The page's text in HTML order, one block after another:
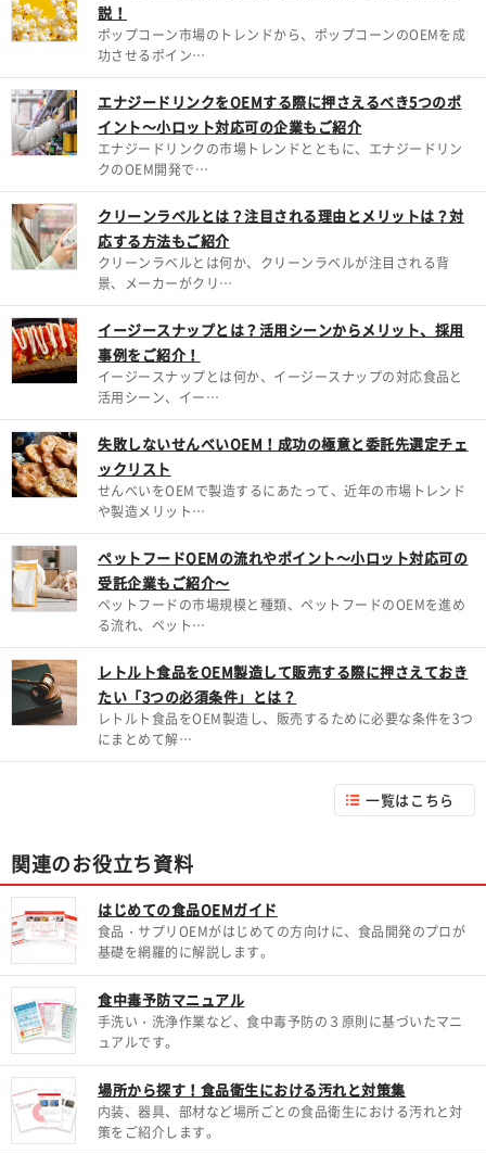
説！
ポップコーン市場のトレンドから、ポップコーンのOEMを成
功させるポイン…
エナジードリンクをOEMする際に押さえるべき5つのポ
イント～小ロット対応可の企業もご紹介
エナジードリンクの市場トレンドとともに、エナジードリン
クのOEM開発で…
クリーンラベルとは？注目される理由とメリットは？対
応する方法もご紹介
クリーンラベルとは何か、クリーンラベルが注目される背
景、メーカーがクリ…
イージースナップとは？活用シーンからメリット、採用
事例をご紹介！
イージースナップとは何か、イージースナップの対応食品と
活用シーン、イー…
失敗しないせんべいOEM！成功の極意と委託先選定チェ
ックリスト
せんべいをOEMで製造するにあたって、近年の市場トレンド
や製造メリット…
ペットフードOEMの流れやポイント～小ロット対応可の
受託企業もご紹介～
ペットフードの市場規模と種類、ペットフードのOEMを進め
る流れ、ペット…
レトルト食品をOEM製造して販売する際に押さえておき
たい「3つの必須条件」とは？
レトルト食品をOEM製造し、販売するために必要な条件を3つ
にまとめて解…
一覧はこちら
関連のお役立ち資料
はじめての食品OEMガイド
食品・サプリOEMがはじめての方向けに、食品開発のプロが
基礎を網羅的に解説します。
食中毒予防マニュアル
手洗い・洗浄作業など、食中毒予防の３原則に基づいたマニ
ュアルです。
場所から探す！食品衛生における汚れと対策集
内装、器具、部材など場所ごとの食品衛生における汚れと対
策をご紹介します。